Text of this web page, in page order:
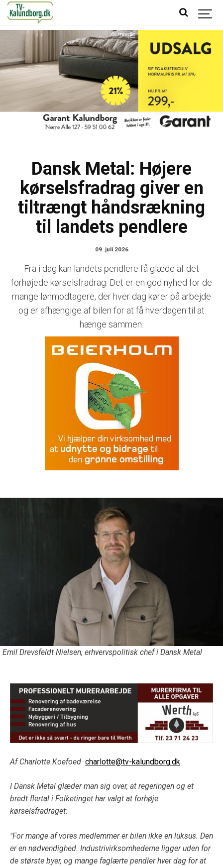
Dansk Metal: Højere
kørselsfradrag giver en
tiltrængt håndsrækning
til landets pendlere
09. juli 2026
Fra i dag kan landets pendlere få glæde af det
forhøjede kørselsfradrag. Det er en god nyhed for de
mange lønmodtagere, der hver dag kører på arbejde
og er afhængige af bilen for at få hverdagen til at
hænge sammen.
Emil Drevsfeldt Nielsen, erhvervspolitisk chef i Dansk Metal
Af Charlotte Koefoed charlotte@tv-kalundborg.dk
I Dansk Metal glæder man sig over, at regeringen og et
bredt flertal i Folketinget har valgt at forhøje
kørselsfradraget:
"For mange af vores medlemmer er bilen ikke en luksus. Den
er en nødvendighed. Industrivirksomhederne ligger uden for
de største byer, og mange faglærte pendler hver dag for at